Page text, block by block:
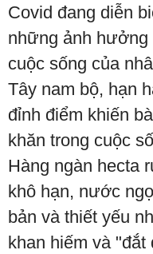
Covid đang diễn
những ảnh hưởng
cuộc sống của
Tây nam bộ, hạn
đỉnh điểm khiến
khăn trong cuộc
Hàng ngàn hecta
khô hạn, nước
bản và thiết yếu
khan hiếm và